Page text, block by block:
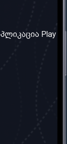
და პირობები
ქსელი
Play